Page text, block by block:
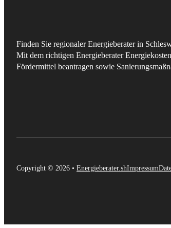
Finden Sie regionaler Energieberater in
Mit dem richtigen Energieberater
Fördermittel beantragen sowie
Copyright © 2026 • Energieberater.shImpressum